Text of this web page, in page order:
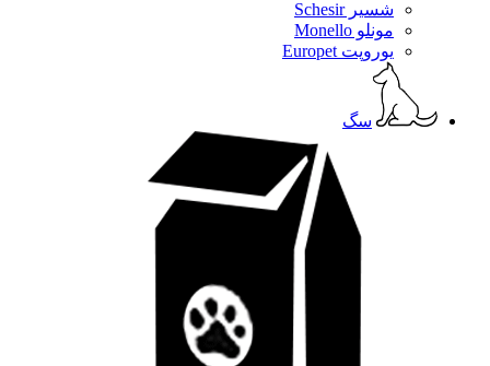
شسیر Schesir
مونلو Monello
یوروپت Europet
سگ